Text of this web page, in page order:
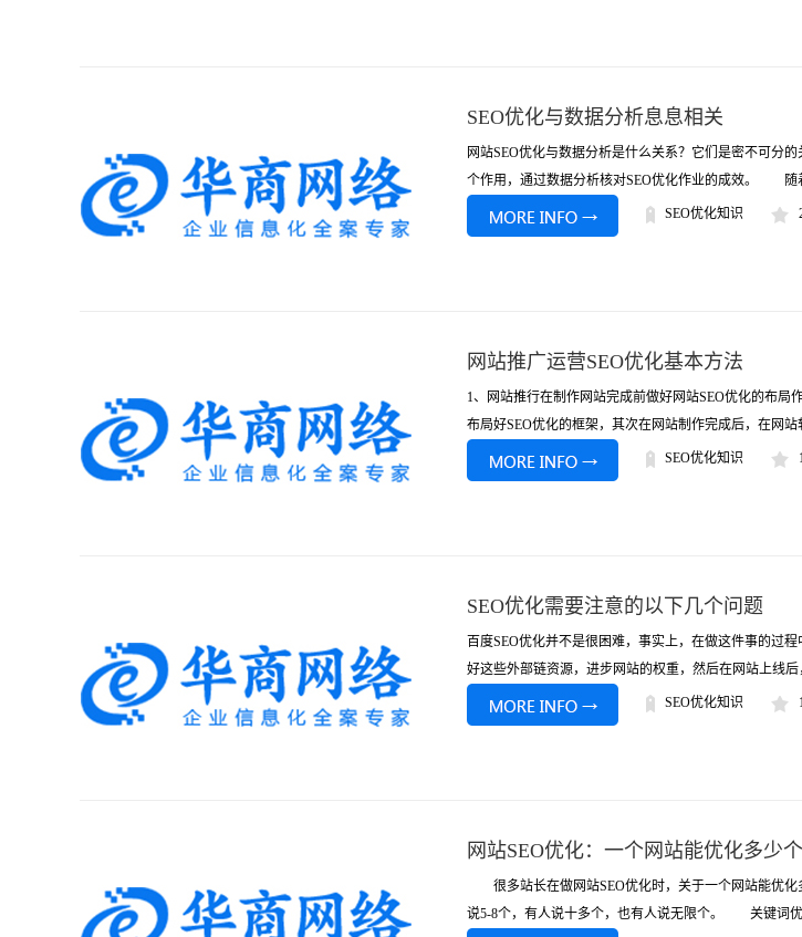
SEO优化与数据分析息息相关
网站SEO优化与数据分析是什么关系？它们是密不可分
个作用，通过数据分析核对SEO优化作业的成效。 随
SEO优化知识
网站推广运营SEO优化基本方法
1、网站推行在制作网站完成前做好网站SEO优化的布局
布局好SEO优化的框架，其次在网站制作完成后，在网
SEO优化知识
SEO优化需要注意的以下几个问题
百度SEO优化并不是很困难，事实上，在做这件事的过
好这些外部链资源，进步网站的权重，然后在网站上线
SEO优化知识
网站SEO优化：一个网站能优化多少
很多站长在做网站SEO优化时，关于一个网站能优化
说5-8个，有人说十多个，也有人说无限个。 关键词